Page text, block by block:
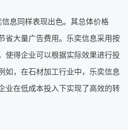
息同样表现出色。其总体价格
省大量广告费用。乐奕信息采用按
使得企业可以根据实际效果进行投
如，在石材加工行业中，乐奕信息
业在低成本投入下实现了高效的转